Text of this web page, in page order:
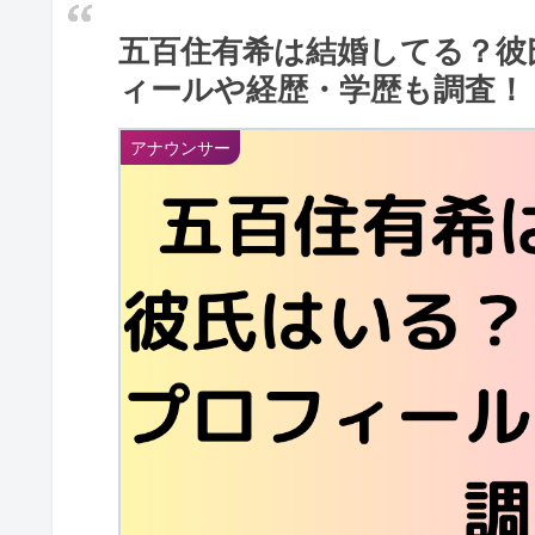
五百住有希は結婚してる？
ィールや経歴・学歴も調査！
アナウンサー